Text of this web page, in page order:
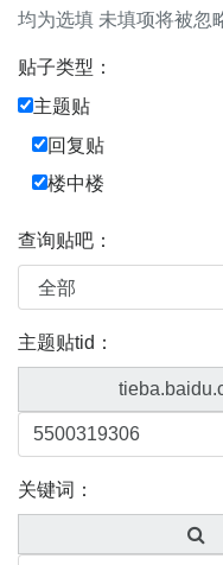
均为选填 未填项将被忽
贴子类型：
主题贴
回复贴
楼中楼
查询贴吧：
主题贴tid：
关键词：